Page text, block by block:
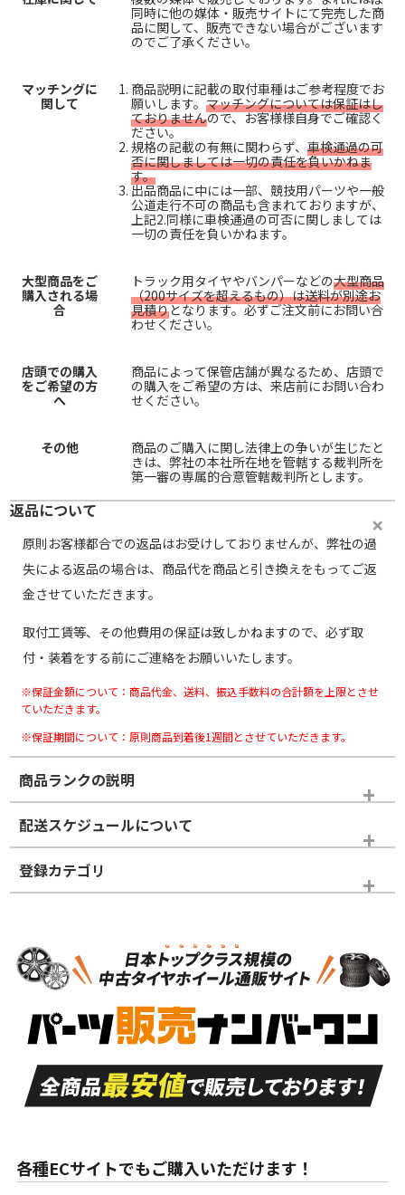
同時に他の媒体・販売サイトにて完売した商
品に関して、販売できない場合がございます
のでご了承ください。
マッチングに
関して
商品説明に記載の取付車種はご参考程度でお
願いします。 マッチングについては保証はし
ておりませんので、お客様様自身でご確認く
ださい。
規格の記載の有無に関わらず、 車検通過の可
否に関しましては一切の責任を負いかねま
す。
出品商品に中には一部、競技用パーツや一般
公道走行不可の商品も含まれておりますが、
上記2.同様に車検通過の可否に関しましては
一切の責任を負いかねます。
大型商品をご
購入される場
合
トラック用タイヤやバンパーなどの大型商品
（200サイズを超えるもの）は送料が別途お
見積りとなります。必ずご注文前にお問い合
わせください。
店頭での購入
をご希望の方
へ
商品によって保管店舗が異なるため、店頭で
の購入をご希望の方は、来店前にお問い合わ
せください。
その他
商品のご購入に関し法律上の争いが生じたと
きは、弊社の本社所在地を管轄する裁判所を
第一審の専属的合意管轄裁判所とします。
返品について
原則お客様都合での返品はお受けしておりませんが、弊社の過
失による返品の場合は、商品代を商品と引き換えをもってご返
金させていただきます。
取付工賃等、その他費用の保証は致しかねますので、必ず取
付・装着をする前にご連絡をお願いいたします。
※保証金額について：商品代金、送料、振込手数料の合計額を上限とさせ
ていただきます。
※保証期間について：原則商品到着後1週間とさせていただきます。
商品ランクの説明
※商品ランクは出品者の主観により判断しておりますので、あら
かじめご了承ください。
ホイールランク
S
品）
S
新車外し品（新古
付き
A
走行距離も少なく、
目立つ傷もほとんど
ない中古品
A
走行距離も少なく、
非常に状態の良い中
古品
な中古品
んどない中古品
配送スケジュールについて
登録カテゴリ
ホイールのみ
各種ECサイトでもご購入いただけます！